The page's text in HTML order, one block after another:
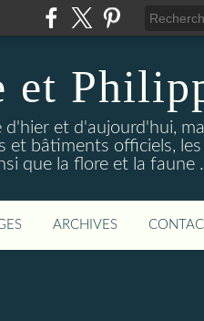
et
et d'aujourd'hui,
et bâtiments officiels,
que la flore et la faune
ARCHIVES